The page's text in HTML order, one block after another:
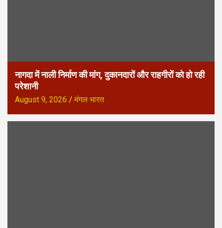
नागदा में नाली निर्माण की मांग, दुकानदारों और राहगीरों को हो रही
परेशानी
August 9, 2026 मंगल भारत